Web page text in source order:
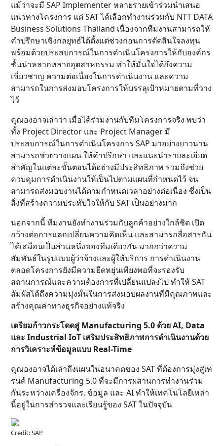
แม้ว่าจะมี SAP Implementer หลายรายเข้าร่วมนำเสนอ
แนวทางโครงการ แต่ SAT ได้เลือกทำงานร่วมกับ NTT DATA
Business Solutions Thailand เนื่องจากทีมงานสามารถให้
คำปรึกษาเชิงกลยุทธ์ได้ตั้งแต่ช่วงก่อนการตัดสินใจลงทุน
พร้อมด้วยประสบการณ์ในการดำเนินโครงการให้กับองค์กร
ชั้นนำหลากหลายอุตสาหกรรม ทำให้มั่นใจได้ถึงความ
เชี่ยวชาญ ความต่อเนื่องในการดำเนินงาน และความ
สามารถในการส่งมอบโครงการให้บรรลุเป้าหมายตามที่วาง
ไว้
คุณองอาจเล่าว่า เมื่อได้ร่วมงานกับทีมโครงการจริง พบว่า
ทั้ง Project Director และ Project Manager มี
ประสบการณ์ในการดำเนินโครงการ SAP มาอย่างยาวนาน
สามารถช่วยวางแผน ให้คำปรึกษา และแนะนำรายละเอียด
สำคัญในแต่ละขั้นตอนได้อย่างมีประสิทธิภาพ รวมถึงช่วย
ควบคุมการดำเนินงานให้เป็นไปตามแผนที่กำหนดไว้ จน
สามารถส่งมอบงานได้ตามกำหนดเวลาอย่างต่อเนื่อง ซึ่งเป็น
สิ่งที่สร้างความประทับใจให้กับ SAT เป็นอย่างมาก
นอกจากนี้ ทีมงานยังทำงานร่วมกับลูกค้าอย่างใกล้ชิด เปิด
กว้างต่อการแลกเปลี่ยนความคิดเห็น และสามารถสื่อสารกัน
ได้เสมือนเป็นส่วนหนึ่งของทีมเดียวกัน มากกว่าความ
สัมพันธ์ในรูปแบบผู้ว่าจ้างและผู้ให้บริการ การดำเนินงาน
ตลอดโครงการยังมีความยืดหยุ่นเพียงพอที่จะรองรับ
สถานการณ์และความต้องการที่เปลี่ยนแปลงไป ทำให้ SAT
สัมผัสได้ถึงความมุ่งมั่นในการส่งมอบผลงานที่มีคุณภาพและ
สร้างคุณค่าทางธุรกิจอย่างแท้จริง
เตรียมก้าวกระโดดสู่ Manufacturing 5.0 ด้วย AI, Data
และ Industrial IoT เสริมประสิทธิภาพการดำเนินงานด้วย
การวิเคราะห์ข้อมูลแบบ Real-Time
คุณองอาจได้เล่าถึงแผนในอนาคตของ SAT ที่ต้องการมุ่งสู่เท
รนด์ Manufacturing 5.0 ที่จะมีการผสานการทำงานร่วม
กันระหว่างเครื่องจักร, ข้อมูล และ AI ทำให้เทคโนโลยีเหล่า
นี้อยู่ในการสำรวจและเรียนรู้ของ SAT ในปัจจุบัน
Credit: SAP